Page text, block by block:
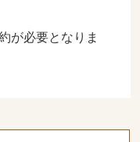
が必要となりま